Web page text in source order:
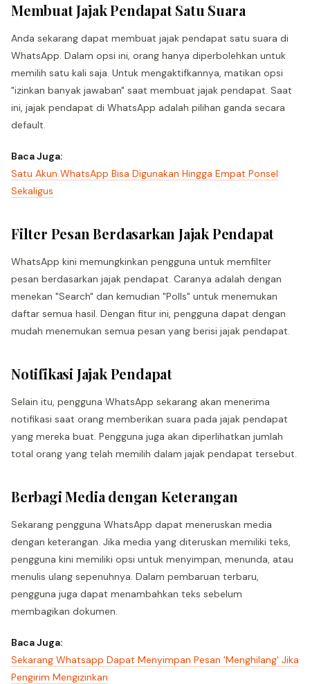
Membuat Jajak Pendapat Satu Suara
Anda sekarang dapat membuat jajak pendapat satu suara di
WhatsApp. Dalam opsi ini, orang hanya diperbolehkan untuk
memilih satu kali saja. Untuk mengaktifkannya, matikan opsi
"izinkan banyak jawaban" saat membuat jajak pendapat. Saat
ini, jajak pendapat di WhatsApp adalah pilihan ganda secara
default.
Baca Juga:
Satu Akun WhatsApp Bisa Digunakan Hingga Empat Ponsel
Sekaligus
Filter Pesan Berdasarkan Jajak Pendapat
WhatsApp kini memungkinkan pengguna untuk memfilter
pesan berdasarkan jajak pendapat. Caranya adalah dengan
menekan "Search" dan kemudian "Polls" untuk menemukan
daftar semua hasil. Dengan fitur ini, pengguna dapat dengan
mudah menemukan semua pesan yang berisi jajak pendapat.
Notifikasi Jajak Pendapat
Selain itu, pengguna WhatsApp sekarang akan menerima
notifikasi saat orang memberikan suara pada jajak pendapat
yang mereka buat. Pengguna juga akan diperlihatkan jumlah
total orang yang telah memilih dalam jajak pendapat tersebut.
Berbagi Media dengan Keterangan
Sekarang pengguna WhatsApp dapat meneruskan media
dengan keterangan. Jika media yang diteruskan memiliki teks,
pengguna kini memiliki opsi untuk menyimpan, menunda, atau
menulis ulang sepenuhnya. Dalam pembaruan terbaru,
pengguna juga dapat menambahkan teks sebelum
membagikan dokumen.
Baca Juga:
Sekarang Whatsapp Dapat Menyimpan Pesan 'Menghilang' Jika
Pengirim Mengizinkan